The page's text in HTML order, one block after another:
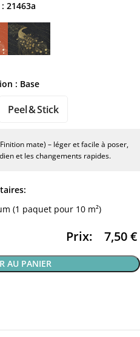
21463a
: Base
Peel & Stick
mate) – léger et facile à poser,
et les changements rapides.
(1 paquet pour 10 m²)
Prix: 7,50€
AU PANIER